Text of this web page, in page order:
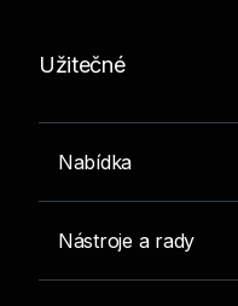
Užitečné
Nabídka
Nástroje a rady